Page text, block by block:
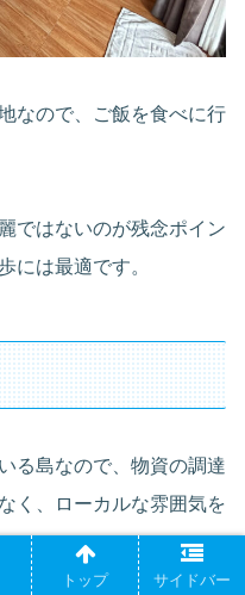
なので、ご飯を食べに行
ではないのが残念ポイン
には最適です。
る島なので、物資の調達
く、ローカルな雰囲気を
トップ サイドバー